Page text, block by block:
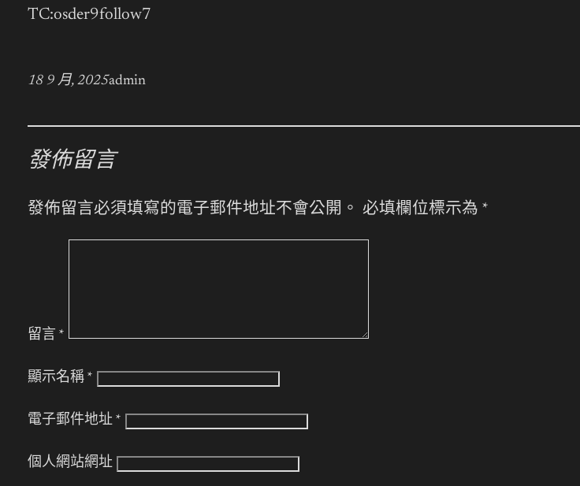
TC:osder9follow7
18 9 月, 2025admin
發佈留言
發佈留言必須填寫的電子郵件地址不會公開。 必填欄位標示為 *
留言 *
顯示名稱 *
電子郵件地址 *
個人網站網址